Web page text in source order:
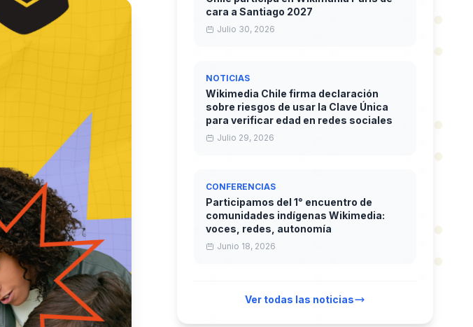
cara a Santiago 2027
Julio 30, 2026
NOTICIAS
Wikimedia Chile firma declaración
sobre riesgos de usar la Clave Única
para verificar edad en redes sociales
Julio 29, 2026
CONFERENCIAS
Participamos del 1° encuentro de
comunidades indígenas Wikimedia:
voces, redes, autonomía
Junio 18, 2026
Ver todas las noticias